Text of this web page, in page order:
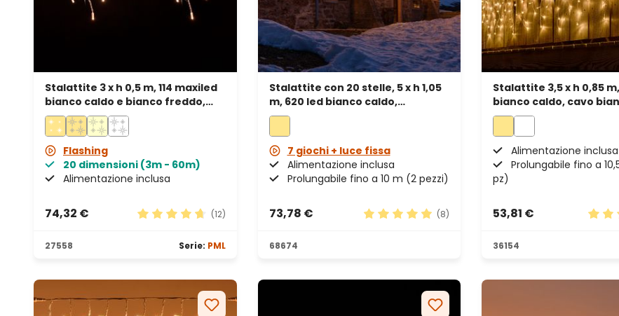
Stalattite 3 x h 0,5 m, 114 maxiled
bianco caldo e bianco freddo,
prolungabile, IP67
Flashing
20 dimensioni (3m - 60m)
Alimentazione inclusa
74,32 €
(12)
27558 Serie: PML
Stalattite con 20 stelle, 5 x h 1,05
m, 620 led bianco caldo,
prolungabile
7 giochi + luce fissa
Alimentazione inclusa
Prolungabile fino a 10 m (2 pezzi)
73,78 €
(8)
68674
Stalattite 3,5 x h 0,85
bianco caldo, cavo
prolungabile
Alimentazione inclusa
Prolungabile fino a
pz)
53,81 €
36154